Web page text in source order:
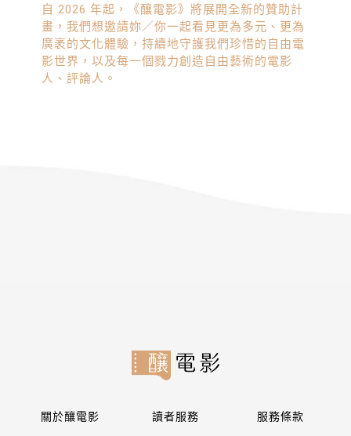
自 2026 年起，《釀電影》將展開全新的贊助計
畫，我們想邀請妳／你一起看見更為多元、更為
廣袤的文化體驗，持續地守護我們珍惜的自由電
影世界，以及每一個戮力創造自由藝術的電影
人、評論人。
關於釀電影 讀者服務 服務條款